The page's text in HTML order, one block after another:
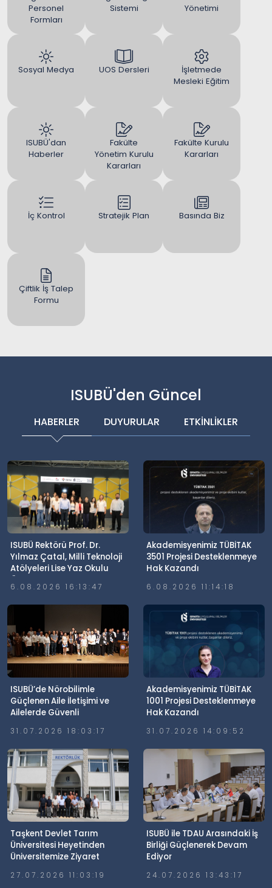
Personel
Formları
Sistemi
Yönetimi
Sosyal Medya UOS Dersleri
İşletmede
Mesleki Eğitim
ISUBÜ'dan
Haberler
Fakülte
Yönetim Kurulu
Kararları
Fakülte Kurulu
Kararları
İç Kontrol Stratejik Plan Basında Biz
Çiftlik İş Talep
Formu
ISUBÜ'den Güncel
HABERLER DUYURULAR ETKİNLİKLER
ISUBÜ Rektörü Prof. Dr.
Yılmaz Çatal, Milli Teknoloji
Atölyeleri Lise Yaz Okulu
Öğrencileriyle Buluştu
6.08.2026 16:13:47
Akademisyenimiz TÜBİTAK
3501 Projesi Desteklenmeye
Hak Kazandı
6.08.2026 11:14:18
ISUBÜ’de Nörobilimle
Güçlenen Aile İletişimi ve
Ailelerde Güvenli
Gerçekleştirildi
31.07.2026 18:03:17
Akademisyenimiz TÜBİTAK
1001 Projesi Desteklenmeye
Hak Kazandı
31.07.2026 14:09:52
Taşkent Devlet Tarım
Üniversitesi Heyetinden
Üniversitemize Ziyaret
27.07.2026 11:03:19
ISUBÜ ile TDAU Arasındaki İş
Birliği Güçlenerek Devam
Ediyor
24.07.2026 13:43:17